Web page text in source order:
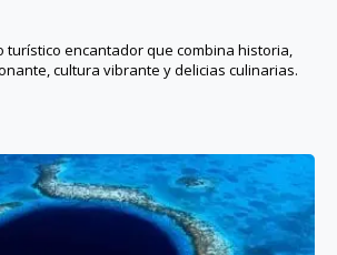
turístico encantador que combina historia,
cultura vibrante y delicias culinarias.